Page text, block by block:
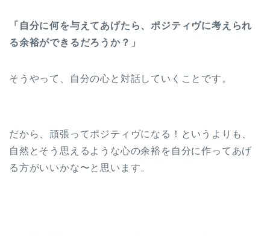
「自分に何を与えてあげたら、ポジティヴに考えられ
る余裕ができるだろうか？」
そうやって、自分の心と対話していくことです。
だから、頑張ってポジティヴになる！というよりも、
自然とそう思えるような心の余裕を自分に作ってあげ
る方がいいかな〜と思います。